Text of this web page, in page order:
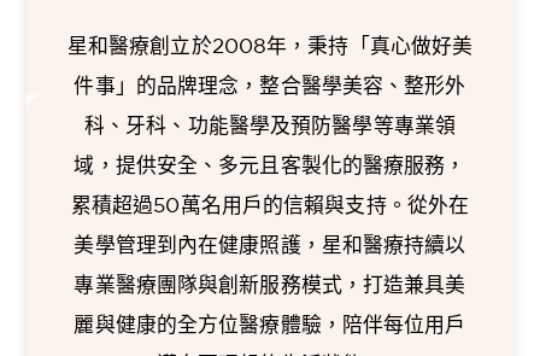
星和醫療創立於2008年，秉持「真心做好美
件事」的品牌理念，整合醫學美容、整形外
科、牙科、功能醫學及預防醫學等專業領
域，提供安全、多元且客製化的醫療服務，
累積超過50萬名用戶的信賴與支持。從外在
美學管理到內在健康照護，星和醫療持續以
專業醫療團隊與創新服務模式，打造兼具美
麗與健康的全方位醫療體驗，陪伴每位用戶